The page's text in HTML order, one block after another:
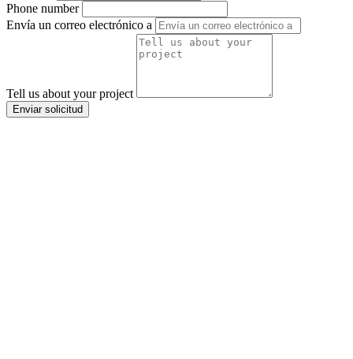
Phone number
Envía un correo electrónico a
Tell us about your project
Enviar solicitud